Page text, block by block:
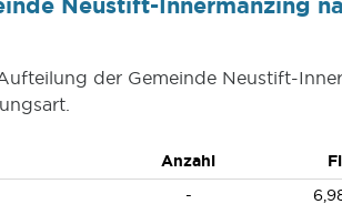
der Gemeinde Neustift-
Anzahl
-